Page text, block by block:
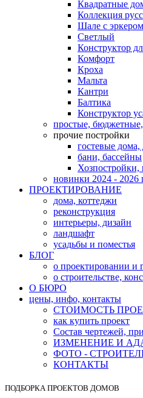
Квадратные
Коллекция
Шале с
Светлый
Конструктор
Комфорт
Кроха
Мальта
Кантри
Балтика
Конструктор
простые,
прочие постройки
гостевые дома,
бани, бассейны
Хозпостройки,
новинки 2024 - 2026
ПРОЕКТИРОВАНИЕ
дома, коттеджи
реконструкция
интерьеры, дизайн
ландшафт
усадьбы и поместья
БЛОГ
о проектировании и
о строительстве,
О БЮРО
цены, инфо, контакты
СТОИМОСТЬ
как купить проект
Состав чертежей,
ИЗМЕНЕНИЕ И
ФОТО -
КОНТАКТЫ
ПОДБОРКА ПРОЕКТОВ ДОМОВ